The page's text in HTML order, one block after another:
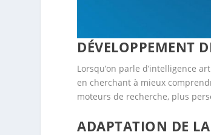
DÉVELOPPEMENT
Lorsqu’on parle d’intelligence
en cherchant à mieux
moteurs de recherche, plus
ADAPTATION DE LA